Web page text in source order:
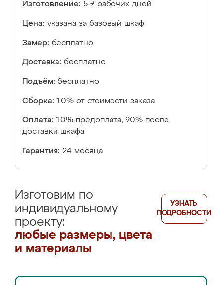
Изготовление: 5-7 рабочих дней
Цена: указана за базовый шкаф
Замер: бесплатно
Доставка: бесплатно
Подъём: бесплатно
Сборка: 10% от стоимости заказа
Оплата: 10% предоплата, 90% после
доставки шкафа
Гарантия: 24 месяца
Изготовим по
индивидуальному
проекту:
любые размеры, цвета
и материалы
УЗНАТЬ
ПОДРОБНОСТИ